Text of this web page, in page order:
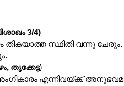
3/4)
തികയാത്ത സ്ഥിതി വന്നു
തൃക്കേട്ട)
എന്നിവയ്ക്ക്